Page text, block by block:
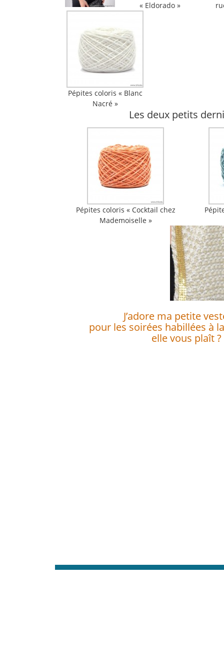
« Eldorado »
Pépites coloris « Blanc
Nacré »
Les deux petits
Pépites coloris « Cocktail chez
Mademoiselle »
J’adore ma petite
pour les soirées habillées à
elle vous plaît ?